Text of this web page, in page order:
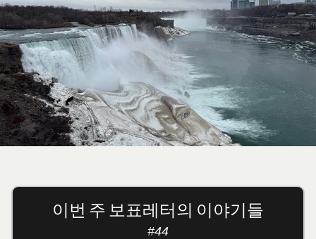
이번 주 보표레터의 이야기들
#44